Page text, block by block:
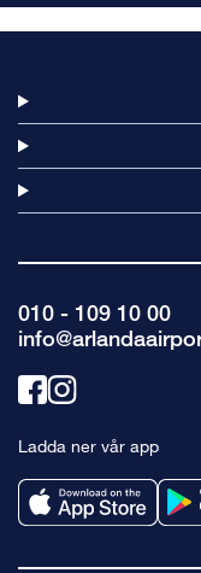
010 - 109 10 00
Länk
facebook
Länk
instagram
Ladda ner vår app